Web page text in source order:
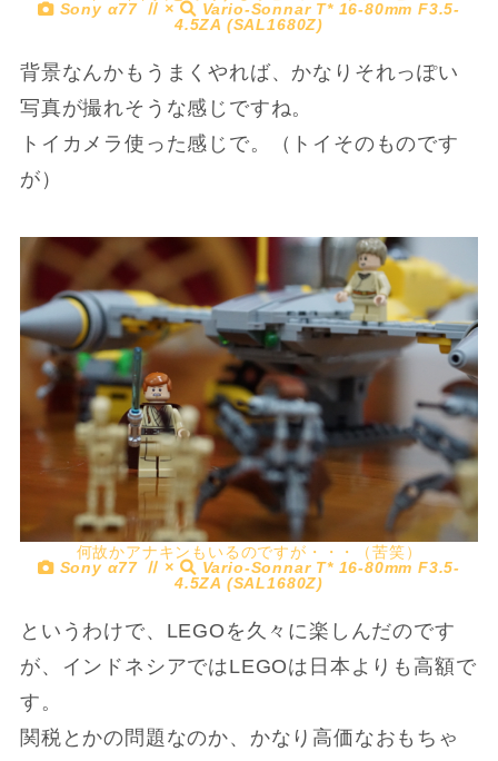
Sony α77 Ⅱ ×
Vario-Sonnar T* 16-80mm F3.5-
4.5ZA (SAL1680Z)
背景なんかもうまくやれば、かなりそれっぽい
写真が撮れそうな感じですね。
トイカメラ使った感じで。（トイそのものです
が）
何故かアナキンもいるのですが・・・（苦笑）
Sony α77 Ⅱ ×
Vario-Sonnar T* 16-80mm F3.5-
4.5ZA (SAL1680Z)
というわけで、LEGOを久々に楽しんだのです
が、インドネシアではLEGOは日本よりも高額で
す。
関税とかの問題なのか、かなり高価なおもちゃ